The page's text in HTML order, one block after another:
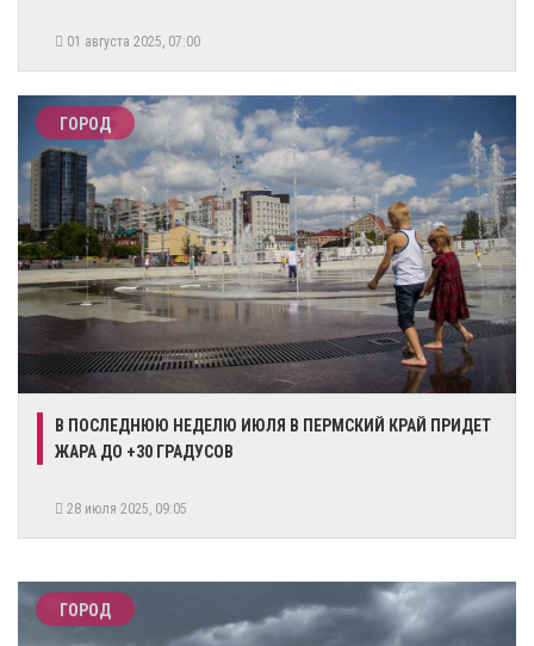
01 августа 2025, 07:00
ГОРОД
​В ПОСЛЕДНЮЮ НЕДЕЛЮ ИЮЛЯ В ПЕРМСКИЙ КРАЙ ПРИДЕТ
ЖАРА ДО +30 ГРАДУСОВ
28 июля 2025, 09:05
ГОРОД